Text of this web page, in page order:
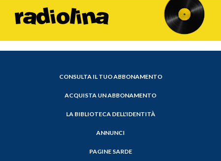
CONSULTA IL TUO ABBONAMENTO
ACQUISTA UN ABBONAMENTO
LA BIBLIOTECA DELL'IDENTITÀ
ANNUNCI
PAGINE SARDE